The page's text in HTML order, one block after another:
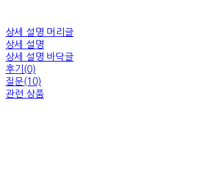
상세 설명 머리글
상세 설명
상세 설명 바닥글
후기(0)
질문(10)
관련 상품